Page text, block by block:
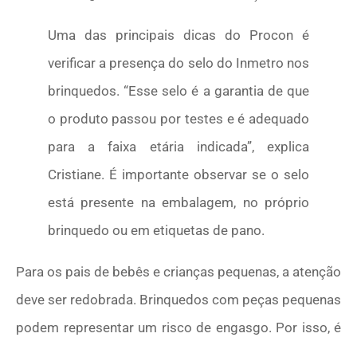
Uma das principais dicas do Procon é
verificar a presença do selo do Inmetro nos
brinquedos. “Esse selo é a garantia de que
o produto passou por testes e é adequado
para a faixa etária indicada”, explica
Cristiane. É importante observar se o selo
está presente na embalagem, no próprio
brinquedo ou em etiquetas de pano.
Para os pais de bebês e crianças pequenas, a atenção
deve ser redobrada. Brinquedos com peças pequenas
podem representar um risco de engasgo. Por isso, é